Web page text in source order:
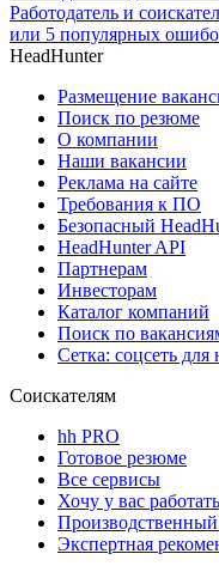
Работодатель и
или 5 популярных
HeadHunter
Размещение
Поиск по резюме
О компании
Наши вакансии
Реклама на сайте
Требования к ПО
Безопасный
HeadHunter API
Партнерам
Инвесторам
Каталог компаний
Поиск по
Сетка: соцсеть для
Соискателям
hh PRO
Готовое резюме
Все сервисы
Хочу у вас работать
Производственный
Экспертная